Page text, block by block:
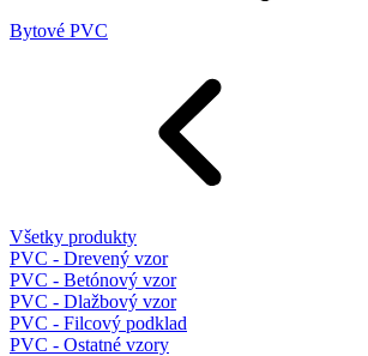
Bytové PVC
Všetky produkty
PVC - Drevený vzor
PVC - Betónový vzor
PVC - Dlažbový vzor
PVC - Filcový podklad
PVC - Ostatné vzory